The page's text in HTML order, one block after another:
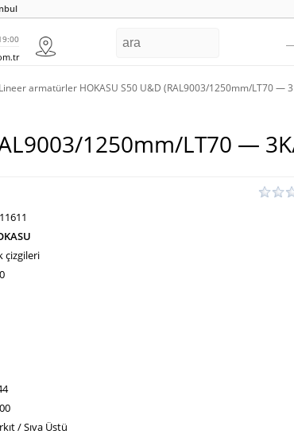
Lineer armatürler HOKASU S50 U&D (RAL9003/1250mm/LT70 —
1250mm/LT70 —
çizgileri
/ Sıva Üstü